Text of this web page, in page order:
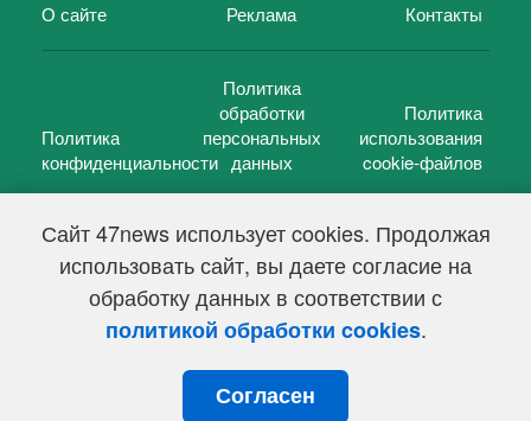
Сайт 47news использует cookies. Продолжая
использовать сайт, вы даете согласие на
обработку данных в соответствии с
политикой обработки cookies.
Согласен
О сайте Реклама Контакты
Политика
конфиденциальности
Политика
обработки
персональных
данных
Политика
использования
cookie-файлов
47 новостей (47 news)2005 — 2026 г.
Свидетельство о регистрации СМИ Эл № ФС 77-39848, выдано
Федеральной службой по надзору в сфере связи,
информационных технологий и массовых коммуникаций